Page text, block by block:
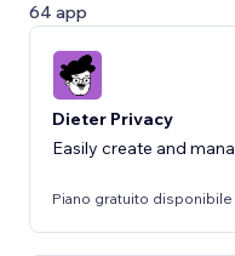
64 app
Dieter Privacy
Easily create and
Piano gratuito disponibile